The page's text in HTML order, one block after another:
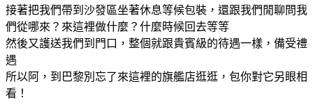
接著把我們帶到沙發區坐著休息等候包裝，還跟我們閒聊問我
們從哪來？來這裡做什麼？什麼時候回去等等
然後又護送我們到門口，整個就跟貴賓級的待遇一樣，備受禮
遇
所以阿，到巴黎別忘了來這裡的旗艦店逛逛，包你對它另眼相
看！